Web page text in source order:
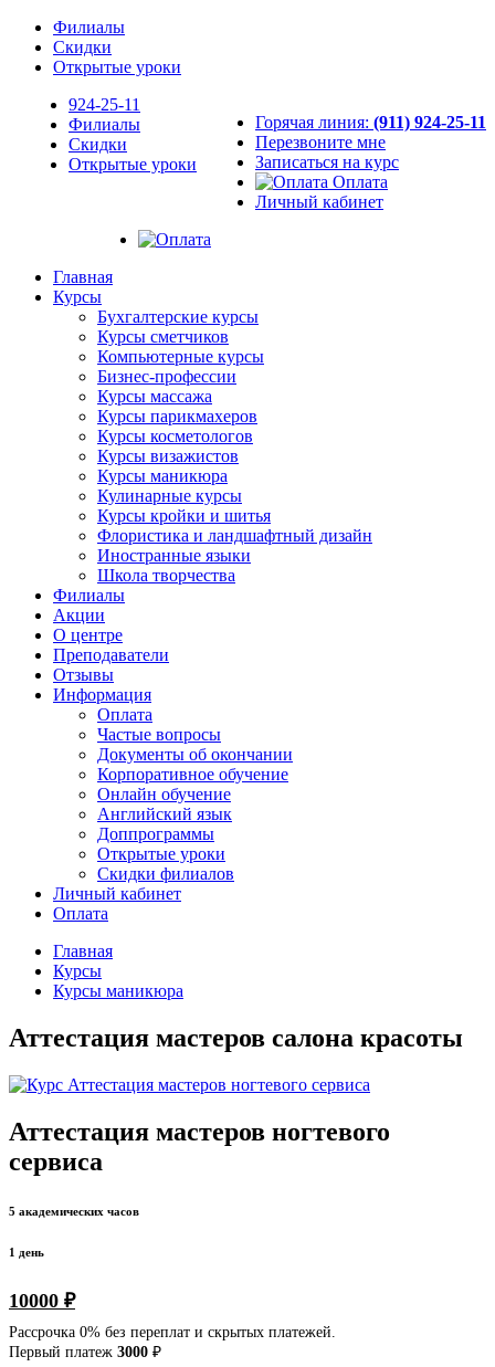
Филиалы
Скидки
Открытые уроки
Горячая линия: (911) 924-25-11
Перезвоните мне
Записаться на курс
Оплата
Личный кабинет
924-25-11
Филиалы
Скидки
Открытые уроки
Главная
Курсы
Бухгалтерские курсы
Курсы сметчиков
Компьютерные курсы
Бизнес-профессии
Курсы массажа
Курсы парикмахеров
Курсы косметологов
Курсы визажистов
Курсы маникюра
Кулинарные курсы
Курсы кройки и шитья
Флористика и ландшафтный дизайн
Иностранные языки
Школа творчества
Филиалы
Акции
О центре
Преподаватели
Отзывы
Информация
Оплата
Частые вопросы
Документы об окончании
Корпоративное обучение
Онлайн обучение
Английский язык
Доппрограммы
Открытые уроки
Скидки филиалов
Личный кабинет
Оплата
Главная
Курсы
Курсы маникюра
Аттестация мастеров салона красоты
Аттестация мастеров ногтевого
сервиса
5 академических часов
1 день
10000 ₽
Рассрочка 0% без переплат и скрытых платежей.
Первый платеж 3000 ₽